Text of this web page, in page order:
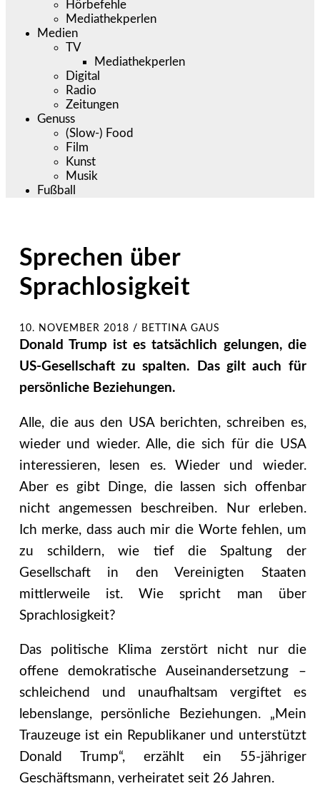
Hörbefehle
Mediathekperlen
Medien
TV
Mediathekperlen
Digital
Radio
Zeitungen
Genuss
(Slow-) Food
Film
Kunst
Musik
Fußball
Sprechen über
Sprachlosigkeit
10. NOVEMBER 2018 / BETTINA GAUS
Donald Trump ist es tatsächlich gelungen, die
US-Gesellschaft zu spalten. Das gilt auch für
persönliche Beziehungen.
Alle, die aus den USA berichten, schreiben es,
wieder und wieder. Alle, die sich für die USA
interessieren, lesen es. Wieder und wieder.
Aber es gibt Dinge, die lassen sich offenbar
nicht angemessen beschreiben. Nur erleben.
Ich merke, dass auch mir die Worte fehlen, um
zu schildern, wie tief die Spaltung der
Gesellschaft in den Vereinigten Staaten
mittlerweile ist. Wie spricht man über
Sprachlosigkeit?
Das politische Klima zerstört nicht nur die
offene demokratische Auseinandersetzung –
schleichend und unaufhaltsam vergiftet es
lebenslange, persönliche Beziehungen. „Mein
Trauzeuge ist ein Republikaner und unterstützt
Donald Trump“, erzählt ein 55-jähriger
Geschäftsmann, verheiratet seit 26 Jahren.